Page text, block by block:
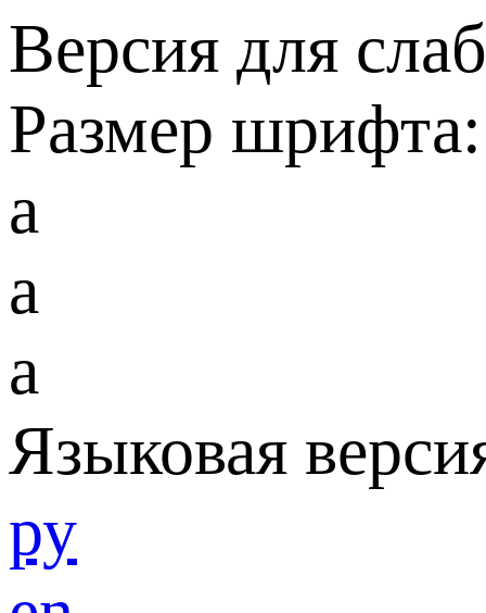
Версия для
Размер шрифта:
a
a
a
Языковая
ру